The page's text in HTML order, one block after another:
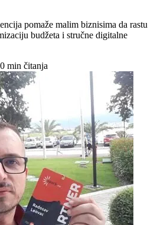
pomaže malim biznisima da rastu
budžeta i stručne digitalne
min čitanja